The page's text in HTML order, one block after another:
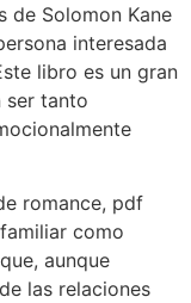
de Solomon Kane
interesada
libro es un gran
ser tanto
romance, pdf
como
aunque
las relaciones